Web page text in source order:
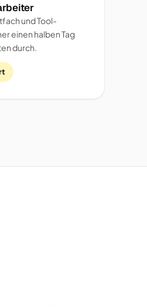
und Tool-
einen halben Tag
durch.